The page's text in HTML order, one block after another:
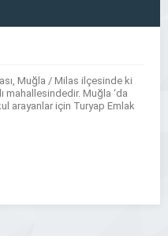
Muğla / Milas ilçesinde ki
mahallesindedir. Muğla ‘da
arayanlar için Turyap Emlak